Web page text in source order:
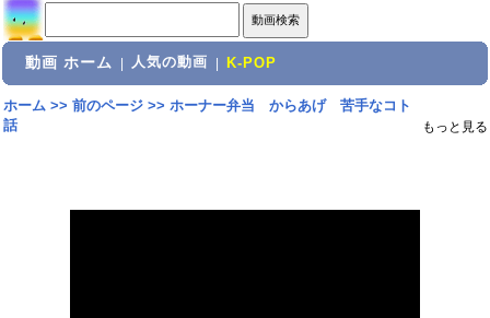
動画 ホーム 人気の動画 K-POP
ホーム>> 前のページ>> ホーナー弁当 からあげ 苦手なコト
話
もっと見る